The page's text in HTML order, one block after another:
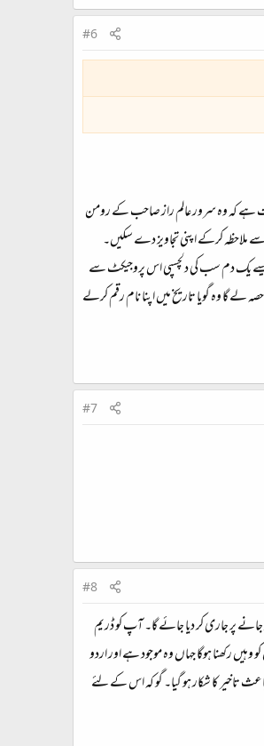
#6
ہے کہ وہ سرور عالم راز صاحب کے رومن
ملاحظہ کرکے اپنی تجاویز دے سکیں۔
یک دم سب کی دلچسپی اس پروجیکٹ سے
وہ گویا تاریخ میں اپنا نام رقم کرلے
#7
#8
پر جاری کر دیا جائے گا۔ آپ کو ڈریم
رکھنا ہوگا جہاں وہ موجود ہے اور اردو
تاخیر کا شکار ہو گیا۔ گو کہ اس کے لئے